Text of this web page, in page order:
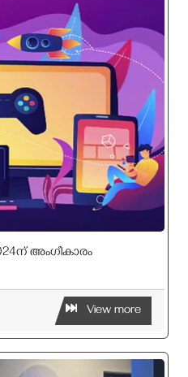
അംഗീകാരം
View more